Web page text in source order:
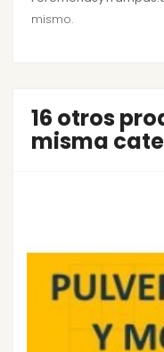
mismo.
16 otros
misma